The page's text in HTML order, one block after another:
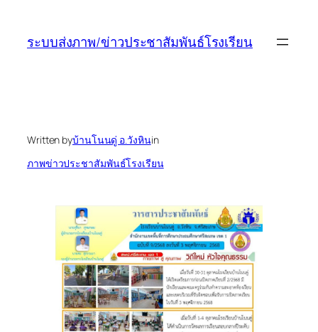
ระบบส่งภาพ/ข่าวประชาสัมพันธ์โรงเรียน
Written byบ้านโนนดู่ อ.วังหินin
ภาพข่าวประชาสัมพันธ์โรงเรียน